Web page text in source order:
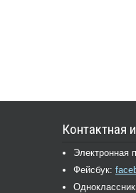
Контактная
Электронная
Фейсбук: